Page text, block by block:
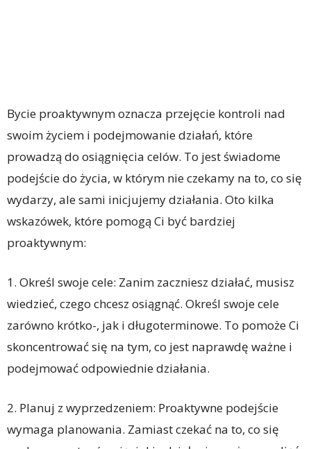
Bycie proaktywnym oznacza przejęcie kontroli nad
swoim życiem i podejmowanie działań, które
prowadzą do osiągnięcia celów. To jest świadome
podejście do życia, w którym nie czekamy na to, co się
wydarzy, ale sami inicjujemy działania. Oto kilka
wskazówek, które pomogą Ci być bardziej
proaktywnym:
1. Określ swoje cele: Zanim zaczniesz działać, musisz
wiedzieć, czego chcesz osiągnąć. Określ swoje cele
zarówno krótko-, jak i długoterminowe. To pomoże Ci
skoncentrować się na tym, co jest naprawdę ważne i
podejmować odpowiednie działania.
2. Planuj z wyprzedzeniem: Proaktywne podejście
wymaga planowania. Zamiast czekać na to, co się